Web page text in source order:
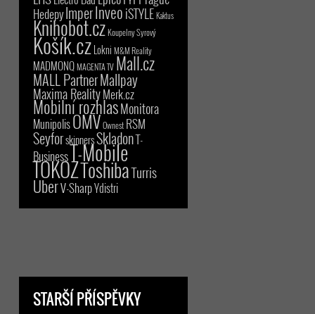
HedepyImperInveoiSTYLE Kaktus
Knihobot.czKoupelny Syrový
Košík.czLokni M&M Reality
MADMONQMAGENTA TV Mall.cz
MALL PartnerMallpay
Maxima RealityMerk.cz
Mobilní rozhlasMonitora
MunipolisOMVOwnest RSM
SeyforskinnersSkladonT-
BusinessT-Mobile
TOKOZToshibaTurris
UberV-SharpYdistri
STARŠÍ PŘÍSPĚVKY